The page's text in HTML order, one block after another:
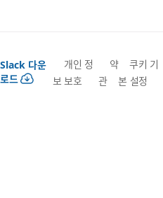
Slack 다운
로드
개인 정
보 보호
약
관
쿠키 기
본 설정